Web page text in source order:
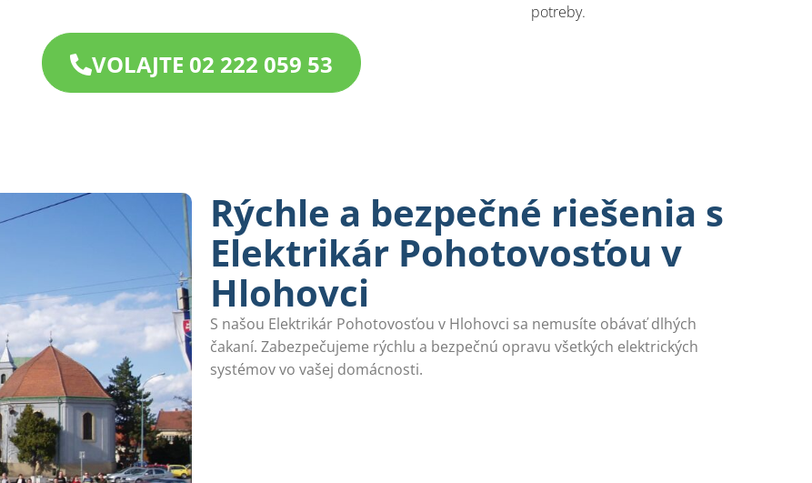
potreby.
VOLAJTE 02 222 059 53
Rýchle a bezpečné riešenia s
Elektrikár Pohotovosťou v
Hlohovci
S našou Elektrikár Pohotovosťou v Hlohovci sa nemusíte obávať dlhých
čakaní. Zabezpečujeme rýchlu a bezpečnú opravu všetkých elektrických
systémov vo vašej domácnosti.